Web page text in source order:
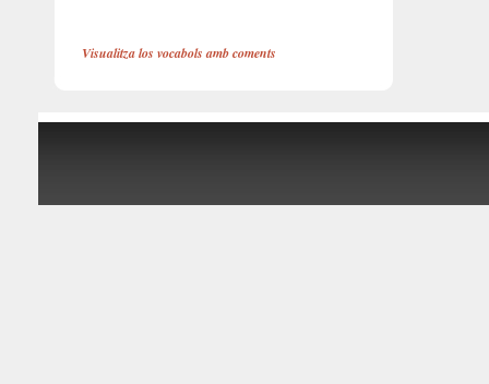
Visualitza los vocabols amb coments